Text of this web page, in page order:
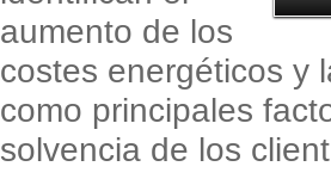
aumento de los
costes energéticos y
como principales
solvencia de los